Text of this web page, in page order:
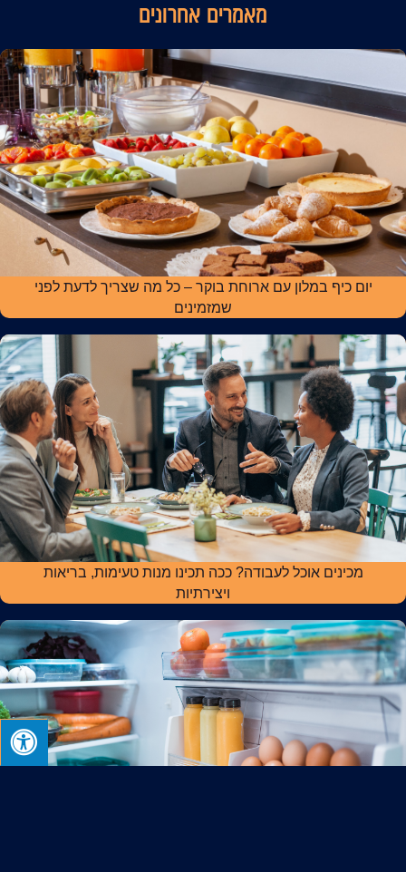
מאמרים אחרונים
יום כיף במלון עם ארוחת בוקר – כל מה שצריך לדעת לפני
שמזמינים
מכינים אוכל לעבודה? ככה תכינו מנות טעימות, בריאות
ויצירתיות